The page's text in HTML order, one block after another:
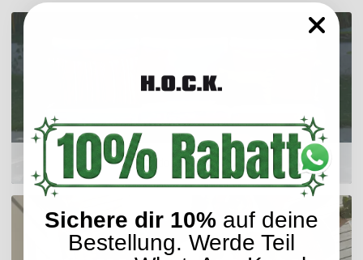
Outdoor Kissen
Sichere dir 10% auf deine
Bestellung. Werde Teil